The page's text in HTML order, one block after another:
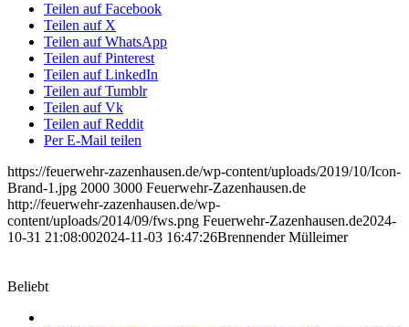
Teilen auf Facebook
Teilen auf X
Teilen auf WhatsApp
Teilen auf Pinterest
Teilen auf LinkedIn
Teilen auf Tumblr
Teilen auf Vk
Teilen auf Reddit
Per E-Mail teilen
https://feuerwehr-zazenhausen.de/wp-content/uploads/2019/10/Icon-
Brand-1.jpg 2000 3000 Feuerwehr-Zazenhausen.de
http://feuerwehr-zazenhausen.de/wp-
content/uploads/2014/09/fws.png Feuerwehr-Zazenhausen.de2024-
10-31 21:08:002024-11-03 16:47:26Brennender Mülleimer
Beliebt